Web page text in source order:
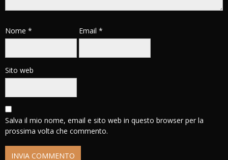
Nome * Email *
Sito web
Salva il mio nome, email e sito web in questo browser per la
prossima volta che commento.